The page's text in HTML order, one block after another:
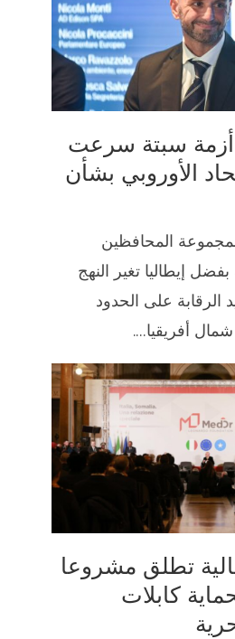
أزمة سبتة سرعت
الأوروبي بشأن
المحافظين
بفضل إيطاليا تغير النهج
الرقابة على الحدود
أفريقيا....
تطلق مشروعا
كابلات